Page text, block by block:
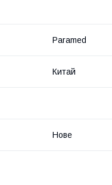
Paramed
Китай
Нове